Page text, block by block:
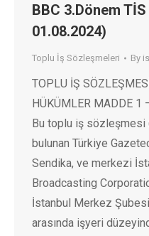
BBC 3.Dönem
01.08.2024)
Toplu İş Sözleşmeleri By
TOPLU İŞ
HÜKÜMLER MADDE 1
Bu toplu iş sözleşmesi
bulunan Türkiye
Sendika, ve merkezi
Broadcasting
İstanbul Merkez
arasında işyeri